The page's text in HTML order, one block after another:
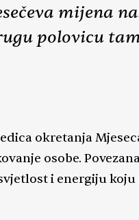
mijena
polovicu
okretanja
osobe.
i energiju